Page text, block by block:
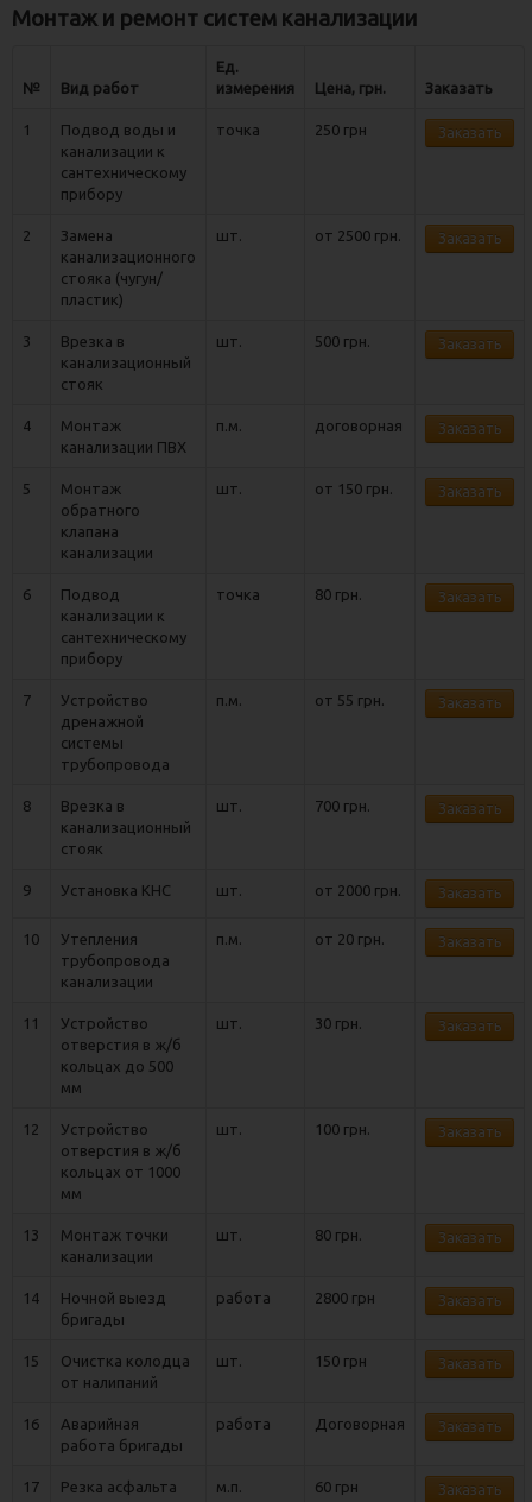
Монтаж и ремонт систем канализации
№ Вид работ
Ед.
измерения
Цена, грн. Заказать
1
Подвод воды и
канализации к
сантехническому
прибору
точка 250 грн Заказать
2
Замена
канализационного
стояка (чугун/
пластик)
шт. от 2500 грн. Заказать
3
Врезка в
канализационный
стояк
шт. 500 грн. Заказать
4
Монтаж
канализации ПВХ
п.м. договорная Заказать
5
Монтаж
обратного
клапана
канализации
шт. от 150 грн. Заказать
6
Подвод
канализации к
сантехническому
прибору
точка 80 грн. Заказать
7
Устройство
дренажной
системы
трубопровода
п.м. от 55 грн. Заказать
8
Врезка в
канализационный
стояк
шт. 700 грн. Заказать
9 Установка КНС шт. от 2000 грн. Заказать
10
Утепления
трубопровода
канализации
п.м. от 20 грн. Заказать
11
Устройство
отверстия в ж/б
кольцах до 500
мм
шт. 30 грн. Заказать
12
Устройство
отверстия в ж/б
кольцах от 1000
мм
шт. 100 грн. Заказать
13
Монтаж точки
канализации
шт. 80 грн. Заказать
14
Ночной выезд
бригады
работа 2800 грн Заказать
15
Очистка колодца
от налипаний
шт. 150 грн Заказать
16
Аварийная
работа бригады
работа Договорная Заказать
17
Резка асфальта
м.п. 60 грн Заказать